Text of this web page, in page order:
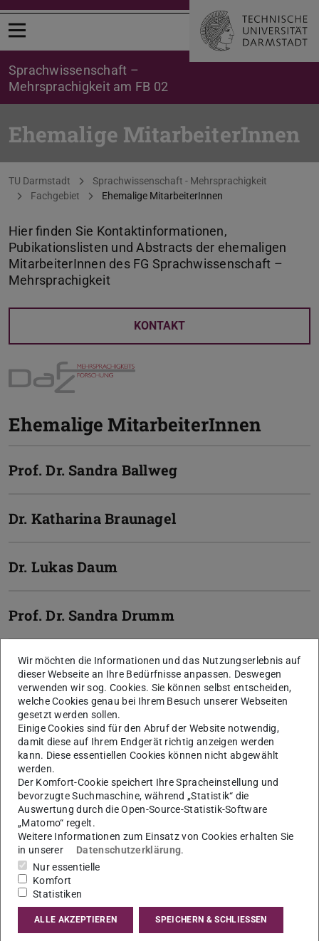
Menü öffnen
Sprachwissenschaft –
Mehrsprachigkeit am FB 02
Ehemalige MitarbeiterInnen
Sie befinden sich hier:
TU Darmstadt
Sprachwissenschaft - Mehrsprachigkeit
Fachgebiet
Ehemalige MitarbeiterInnen
Hier finden Sie Kontaktinformationen,
Pubikationslisten und Abstracts der ehemaligen
MitarbeiterInnen des FG Sprachwissenschaft –
Mehrsprachigkeit
KONTAKT
Ehemalige MitarbeiterInnen
Prof. Dr. Sandra Ballweg
Dr. Katharina Braunagel
Dr. Lukas Daum
Prof. Dr. Sandra Drumm
Dr. Johanna Klippel
Dr. Carmen Kuhn
Dr. Anta Kursiša
Prof. Dr. Nicole Marx
Dr. Stefanie Mehler
Dr. Lina Pilypaityte
Wir möchten die Informationen und das Nutzungserlebnis auf
dieser Webseite an Ihre Bedürfnisse anpassen. Deswegen
verwenden wir sog. Cookies. Sie können selbst entscheiden,
welche Cookies genau bei Ihrem Besuch unserer Webseiten
gesetzt werden sollen.
Einige Cookies sind für den Abruf der Website notwendig,
damit diese auf Ihrem Endgerät richtig anzeigen werden
kann. Diese essentiellen Cookies können nicht abgewählt
werden.
Der Komfort-Cookie speichert Ihre Spracheinstellung und
bevorzugte Suchmaschine, während „Statistik“ die
Auswertung durch die Open-Source-Statistik-Software
„Matomo“ regelt.
Weitere Informationen zum Einsatz von Cookies erhalten Sie
in unserer
Datenschutzerklärung.
Nur essentielle
Komfort
Statistiken
ALLE AKZEPTIEREN SPEICHERN & SCHLIESSEN